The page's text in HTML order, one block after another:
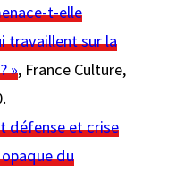
t-elle
travaillent sur la
», France Culture,
défense et crise
du